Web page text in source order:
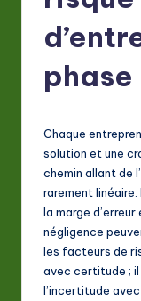
L
Chaque
solution et une
chemin allant de
rarement linéaire.
la marge
négligence
les facteurs de
avec certitude ; il
l’incertitude